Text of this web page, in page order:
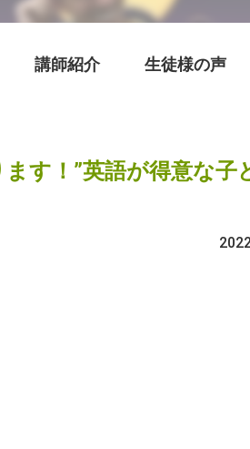
講師紹介 生徒様の声
す！”英語が得意な子